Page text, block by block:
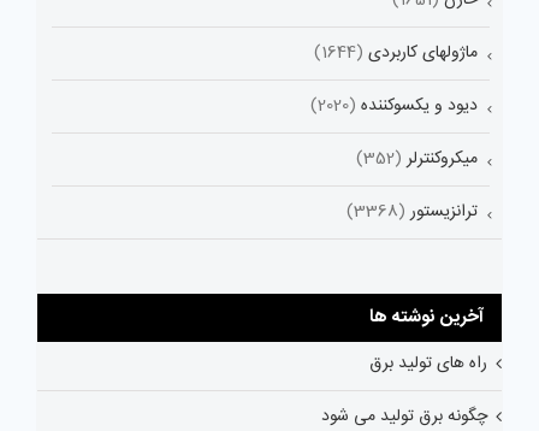
ماژولهای کاربردی (1644)
دیود و یکسوکننده (2020)
میکروکنترلر (352)
ترانزیستور (3368)
آخرین نوشته ها
راه های تولید برق
چگونه برق تولید می شود